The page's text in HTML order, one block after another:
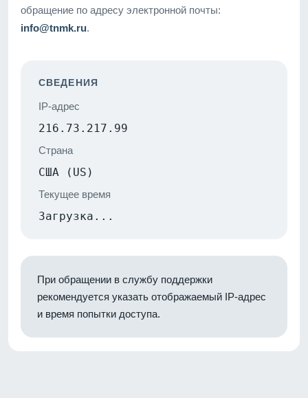
обращение по адресу электронной почты:
info@tnmk.ru.
СВЕДЕНИЯ
IP-адрес
216.73.217.99
Страна
США (US)
Текущее время
Загрузка...
При обращении в службу поддержки
рекомендуется указать отображаемый IP-адрес
и время попытки доступа.